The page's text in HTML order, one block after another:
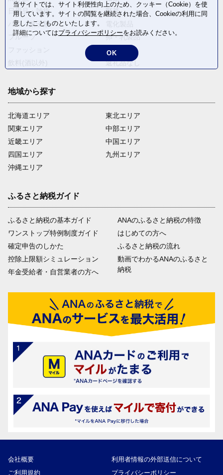
日用品・雑貨
野菜
パン・菓子類
フルーツ
卵・乳製品
米・穀物
返礼品なし
地域から探す
北海道エリア
関東エリア
近畿エリア
四国エリア
沖縄エリア
東北エリア
中部エリア
中国エリア
九州エリア
ふるさと納税ガイド
ふるさと納税の基本ガイド
ワンストップ特例制度ガイド
確定申告のしかた
控除上限額シミュレーション
年金受給者・自営業者の方へ
ANAのふるさと納税の特徴
はじめての方へ
ふるさと納税の流れ
動画でわかるANAのふるさと
納税
会社概要
利用者情報の外部送信について
ご利用規約
プライバシーポリシー
当サイトでは、サイト利便性向上のため、クッキー（Cookie）を使
用しています。サイトの閲覧を継続された場合、Cookieの利用に同
意したことものといたします。
詳細についてはプライバシーポリシーをお読みください。
OK